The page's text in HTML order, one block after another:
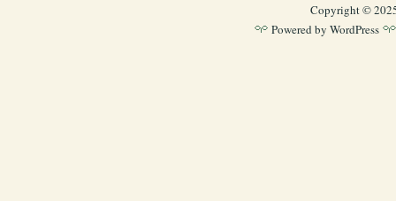
Copyright ©
Powered by WordPress